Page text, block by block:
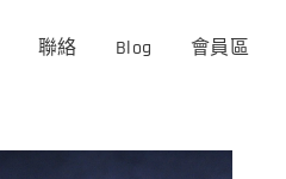
聯絡 Blog 會員區